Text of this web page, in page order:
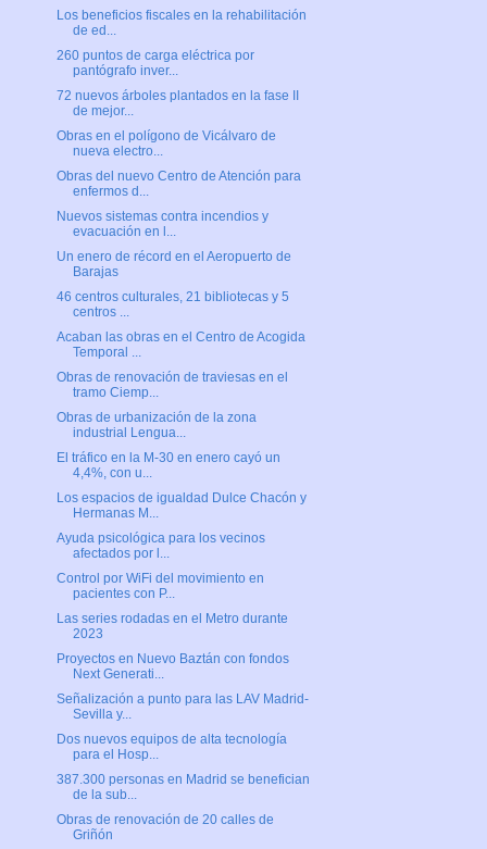
Los beneficios fiscales en la rehabilitación
de ed...
260 puntos de carga eléctrica por
pantógrafo inver...
72 nuevos árboles plantados en la fase II
de mejor...
Obras en el polígono de Vicálvaro de
nueva electro...
Obras del nuevo Centro de Atención para
enfermos d...
Nuevos sistemas contra incendios y
evacuación en l...
Un enero de récord en el Aeropuerto de
Barajas
46 centros culturales, 21 bibliotecas y 5
centros ...
Acaban las obras en el Centro de Acogida
Temporal ...
Obras de renovación de traviesas en el
tramo Ciemp...
Obras de urbanización de la zona
industrial Lengua...
El tráfico en la M-30 en enero cayó un
4,4%, con u...
Los espacios de igualdad Dulce Chacón y
Hermanas M...
Ayuda psicológica para los vecinos
afectados por l...
Control por WiFi del movimiento en
pacientes con P...
Las series rodadas en el Metro durante
2023
Proyectos en Nuevo Baztán con fondos
Next Generati...
Señalización a punto para las LAV Madrid-
Sevilla y...
Dos nuevos equipos de alta tecnología
para el Hosp...
387.300 personas en Madrid se benefician
de la sub...
Obras de renovación de 20 calles de
Griñón